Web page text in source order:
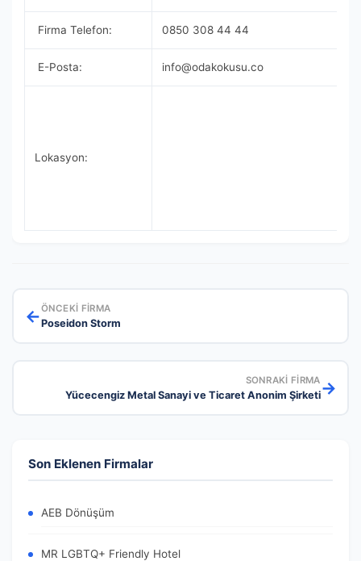
Firma Telefon: 0850 308 44 44
E-Posta: info@odakokusu.co
Lokasyon:
←ÖNCEKI FIRMA
Poseidon Storm
SONRAKI FIRMA
Yücecengiz Metal Sanayi ve Ticaret Anonim Şirketi→
Son Eklenen Firmalar
AEB Dönüşüm
MR LGBTQ+ Friendly Hotel